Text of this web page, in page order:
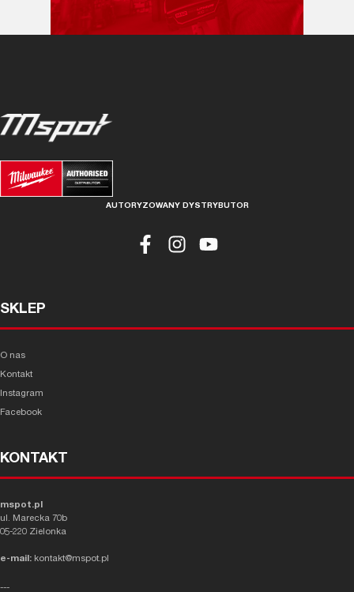
AUTORYZOWANY DYSTRYBUTOR
SKLEP
O nas
Kontakt
Instagram
Facebook
KONTAKT
mspot.pl
ul. Marecka 70b
05-220 Zielonka
e-mail: kontakt@mspot.pl
---